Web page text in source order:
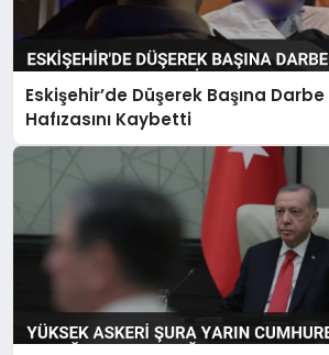
Eskişehir’de Düşerek Başına
Hafızasını Kaybetti